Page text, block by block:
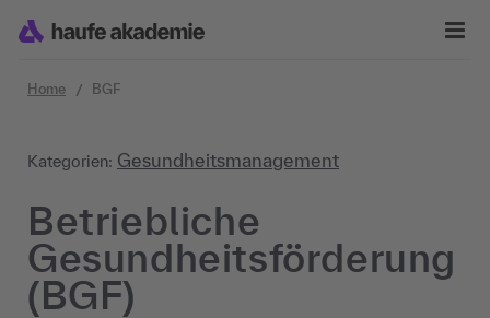
Home BGF
Kategorien: Gesundheitsmanagement
Betriebliche
Gesundheitsförderung
(BGF)